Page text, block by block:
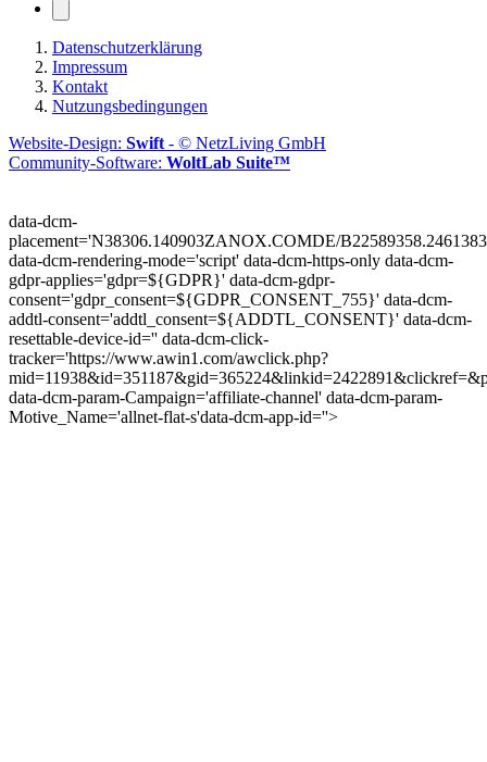
Datenschutzerklärung
Impressum
Kontakt
Nutzungsbedingungen
Website-Design: Swift - © NetzLiving GmbH
Community-Software: WoltLab Suite™
data-dcm-
placement='N38306.140903ZANOX.COMDE/
data-dcm-rendering-mode='script' data-dcm-https-only data-dcm-
gdpr-applies='gdpr=${GDPR}' data-dcm-gdpr-
consent='gdpr_consent=${GDPR_CONSENT_755}' data-dcm-
addtl-consent='addtl_consent=${ADDTL_CONSENT}' data-dcm-
resettable-device-id='' data-dcm-click-
tracker='https://www.awin1.com/awclick.php?
data-dcm-param-Campaign='affiliate-channel' data-dcm-param-
Motive_Name='allnet-flat-s'data-dcm-app-id=''>